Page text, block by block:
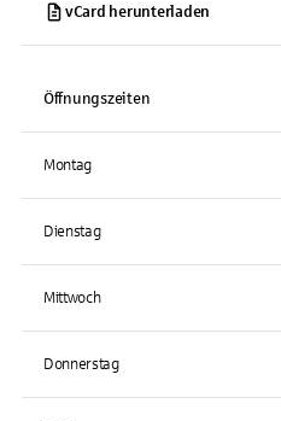
vCard herunterladen
Öffnungszeiten
Montag
Dienstag
Mittwoch
Donnerstag